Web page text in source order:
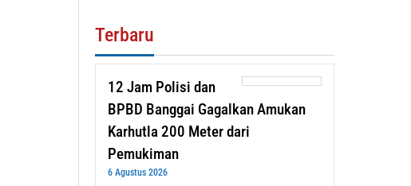
Terbaru
12 Jam Polisi dan
BPBD Banggai Gagalkan Amukan
Karhutla 200 Meter dari
Pemukiman
6 Agustus 2026